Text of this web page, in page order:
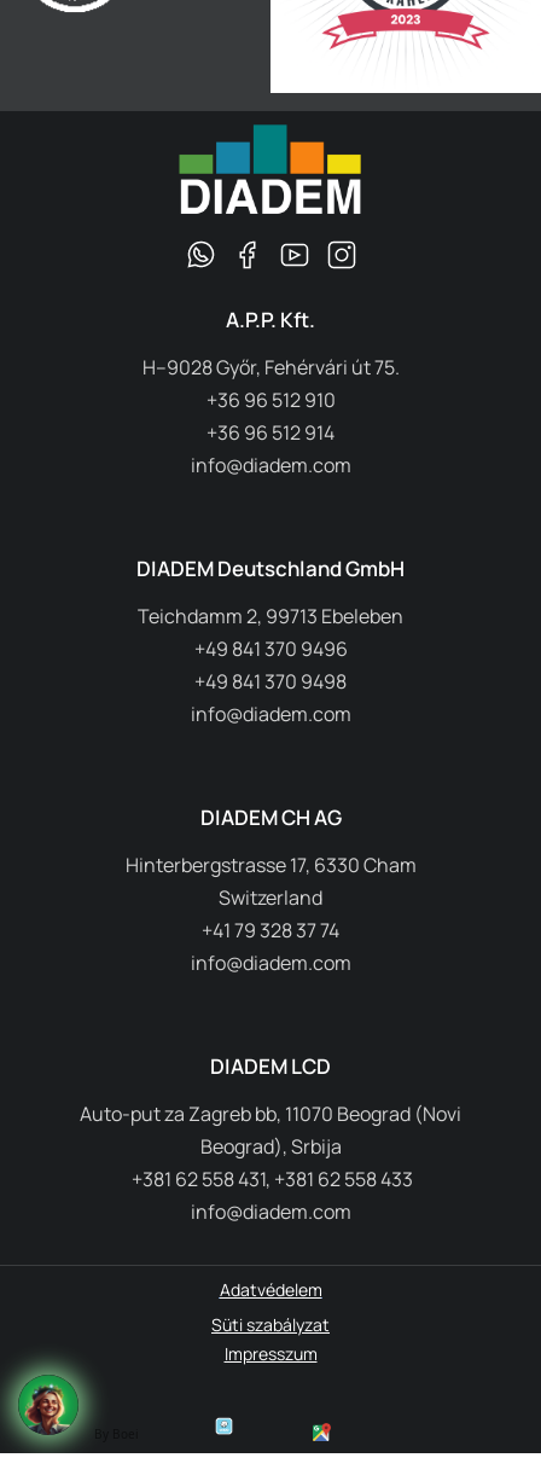
A.P.P. Kft.
H–9028 Győr, Fehérvári út 75.
+36 96 512 910
+36 96 512 914
info@diadem.com
DIADEM Deutschland GmbH
Teichdamm 2, 99713 Ebeleben
+49 841 370 9496
+49 841 370 9498
info@diadem.com
DIADEM CH AG
Hinterbergstrasse 17, 6330 Cham
Switzerland
+41 79 328 37 74
info@diadem.com
DIADEM LCD
Auto-put za Zagreb bb, 11070 Beograd (Novi
Beograd), Srbija
+381 62 558 431, +381 62 558 433
info@diadem.com
Adatvédelem
Süti szabályzat
Impresszum